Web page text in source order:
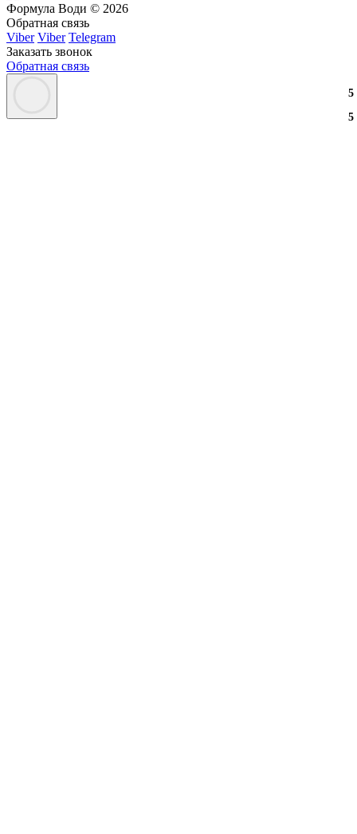
3
3
2
2
3
3
5
5
Формула Води © 2026
Обратная связь
Viber Viber Telegram
Заказать звонок
Обратная связь